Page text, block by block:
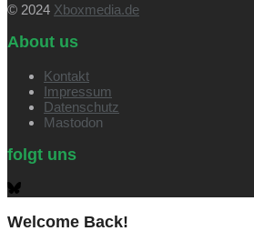
© 2024 Xboxmedia.de
About us
Kontakt
Impressum
Datenschutz
Mastodon
folgt uns
Welcome Back!